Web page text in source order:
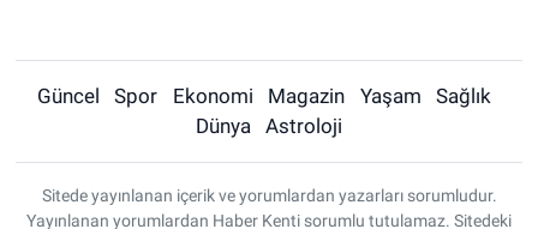
Güncel Spor Ekonomi Magazin Yaşam
Sağlık
Dünya
Astroloji
Sitede yayınlanan içerik ve yorumlardan yazarları sorumludur.
Yayınlanan yorumlardan Haber Kenti sorumlu tutulamaz. Sitedeki